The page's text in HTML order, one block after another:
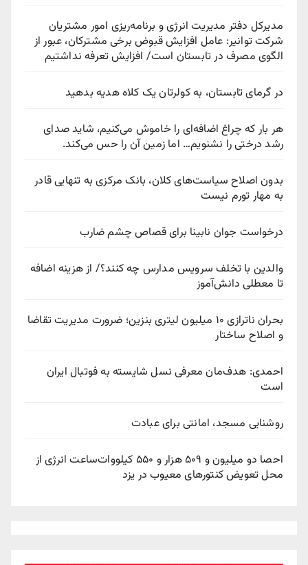
مدیرکل دفتر مدیریت انرژی و برنامه‌ریزی امور مشتریان
شرکت توانیر: عامل افزایش قبوض برخی مشترکان، عبور از
الگوی مصرف در تابستان است/ افزایش تعرفه نداشتیم
در گرمای تابستان، به کولرتان یک کلاه هدیه بدهید
هر بار که چراغ اضافه‌ای را خاموش می‌کنیم، شاید صدای
رشد درختی را نشنویم… اما زمین آن را حس می‌کند.
بدون اصلاح سیاست‌های کلان، بانک مرکزی به تنهایی قادر
به مهار تورم نیست
درخواست جوان نابینا برای قصاص چشم ضارب
والدین با تخلف سرویس مدارس چه کنند؟/ از هزینه اضافه
تا معطلی دانش‌آموز
بحران ناترازی ۱۰ میلیون لیتری بنزین؛ ضرورت مدیریت تقاضا
و اصلاح ساختار
احمدی: هدف‌مان معرفی نسل شایسته به فوتبال ایران
است
روشنایی مسجد، امانتی برای عبادت
احصا دو میلیون و ۵۰۹ هزار و ۵۵۰ کیلووات‌ساعت انرژی از
محل تعویض کنتورهای معیوب در یزد